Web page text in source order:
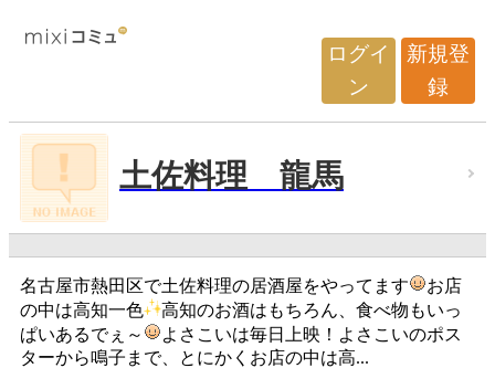
ログイ
ン
新規登
録
土佐料理 龍馬
名古屋市熱田区で土佐料理の居酒屋をやってます
お店
の中は高知一色
高知のお酒はもちろん、食べ物もいっ
ぱいあるでぇ～
よさこいは毎日上映！よさこいのポス
ターから鳴子まで、とにかくお店の中は高...